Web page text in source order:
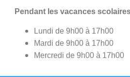
Pendant les vacances
Lundi de 9h00 à 17h00
Mardi de 9h00 à 17h00
Mercredi de 9h00 à 17h00